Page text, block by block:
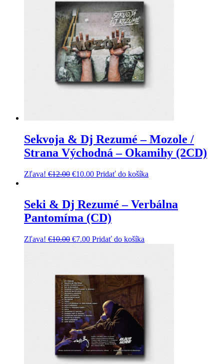
Sekvoja & Dj Rezumé – Mozole /
Strana Východná – Okamihy (2CD)
Zľava! €12.00 €10.00 Pridať do košíka
Seki & Dj Rezumé – Verbálna
Pantomíma (CD)
Zľava! €10.00 €7.00 Pridať do košíka